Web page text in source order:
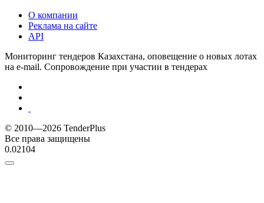
О компании
Реклама на сайте
API
Мониторинг тендеров Казахстана, оповещение о новых лотах
на e-mail. Сопровождение при участии в тендерах
© 2010—2026 TenderPlus
Все права защищены
0.02104